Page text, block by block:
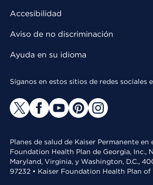
Accesibilidad
Aviso de no discriminación
Ayuda en su idioma
Síganos en estos sitios de redes sociales
Planes de salud de Kaiser Permanente
Foundation Health Plan de Georgia, Inc.,
Maryland, Virginia, y Washington, D.C.,
97232 • Kaiser Foundation Health Plan